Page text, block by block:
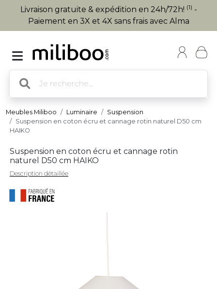
Livraison gratuite & expédition en 24h/72h! (1) -
Paiement en 3X et 4X sans frais avec Alma
Meubles Miliboo Luminaire
Suspension
Suspension en coton écru et cannage rotin naturel D50 cm
HAIKO
Suspension en coton écru et cannage rotin
naturel D50 cm HAIKO
Description détaillée